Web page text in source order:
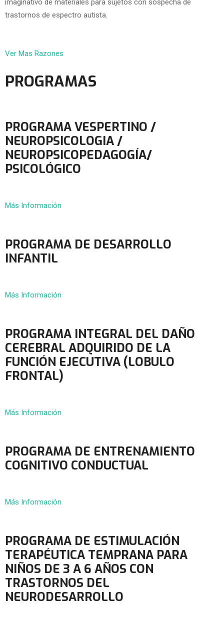
imaginativo de materiales para sujetos con sospecha de
trastornos de espectro autista.
Ver Mas Razones
PROGRAMAS
PROGRAMA VESPERTINO /
NEUROPSICOLOGIA /
NEUROPSICOPEDAGOGÍA/
PSICOLÓGICO
Más Información
PROGRAMA DE DESARROLLO
INFANTIL
Más Información
PROGRAMA INTEGRAL DEL DAÑO
CEREBRAL ADQUIRIDO DE LA
FUNCIÓN EJECUTIVA (LOBULO
FRONTAL)
Más Información
PROGRAMA DE ENTRENAMIENTO
COGNITIVO CONDUCTUAL
Más Información
PROGRAMA DE ESTIMULACIÓN
TERAPÉUTICA TEMPRANA PARA
NIÑOS DE 3 A 6 AÑOS CON
TRASTORNOS DEL
NEURODESARROLLO